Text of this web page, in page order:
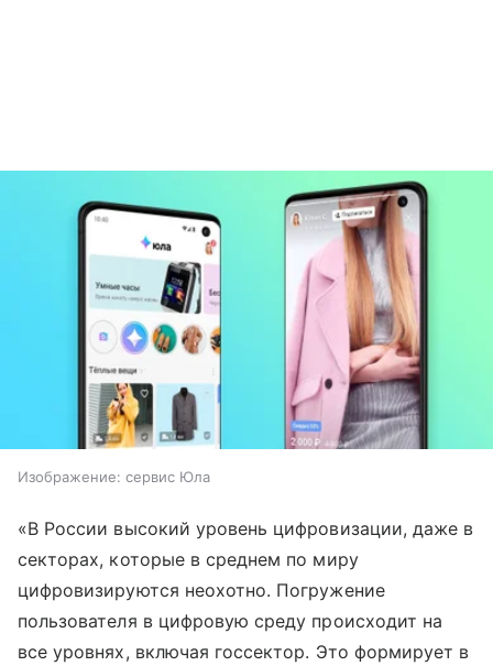
Изображение: сервис Юла
«В России высокий уровень цифровизации, даже в
секторах, которые в среднем по миру
цифровизируются неохотно. Погружение
пользователя в цифровую среду происходит на
все уровнях, включая госсектор. Это формирует в